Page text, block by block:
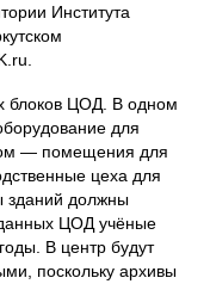
Института
блоков ЦОД. В одном
для
— помещения для
цеха для
зданий должны
ЦОД учёные
В центр будут
поскольку архивы